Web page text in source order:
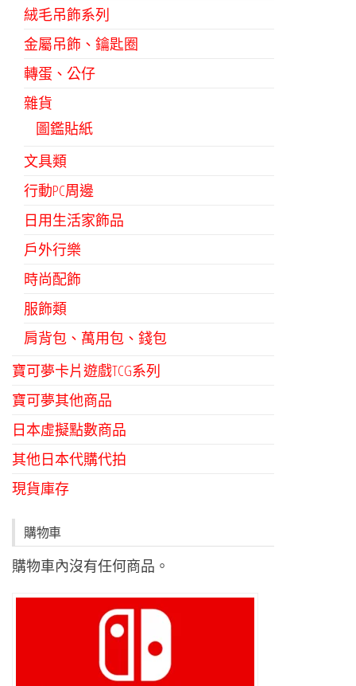
絨毛吊飾系列
金屬吊飾、鑰匙圈
轉蛋、公仔
雜貨
圖鑑貼紙
文具類
行動PC周邊
日用生活家飾品
戶外行樂
時尚配飾
服飾類
肩背包、萬用包、錢包
寶可夢卡片遊戲TCG系列
寶可夢其他商品
日本虛擬點數商品
其他日本代購代拍
現貨庫存
購物車
購物車內沒有任何商品。